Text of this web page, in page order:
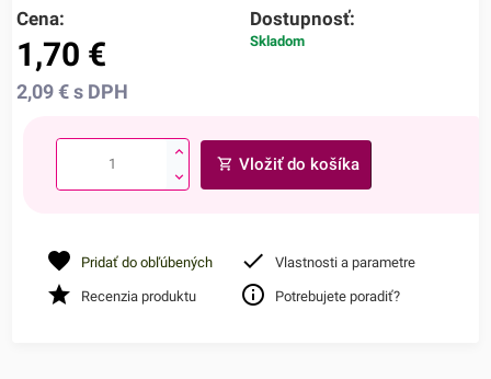
Cena:
1,70 €
2,09€ s DPH
Dostupnosť:
Skladom
Vložiť do košíka
Pridať do obľúbených Vlastnosti a parametre
Recenzia produktu Potrebujete poradiť?